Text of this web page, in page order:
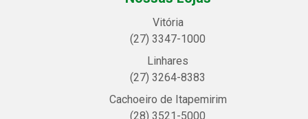
Vitória
(27) 3347-1000
Linhares
(27) 3264-8383
Cachoeiro de Itapemirim
(28) 3521-5000